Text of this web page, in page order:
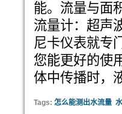
能。流量与面
流量计：超声
尼卡仪表就专
您能更好的使
体中传播时，
Tags: 怎么能测出水流量